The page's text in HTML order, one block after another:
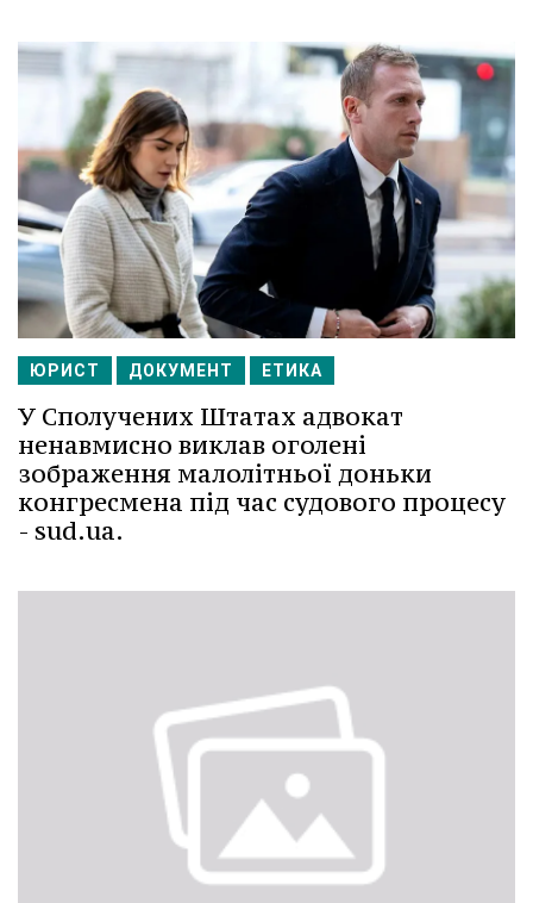
ЮРИСТ ДОКУМЕНТ ЕТИКА
У Сполучених Штатах адвокат
ненавмисно виклав оголені
зображення малолітньої доньки
конгресмена під час судового процесу
- sud.ua.